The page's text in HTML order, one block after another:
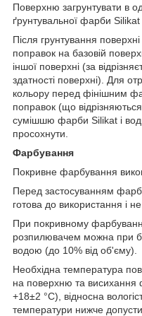
Поверхню загрунтувати в
ґрунтувальної фарби Silikat
Після грунтування
поправок на базовій
іншої поверхні (за
здатності поверхні). Для
кольору перед фінішним
поправок (що
сумішшю фарби Silikat і
просохнути.
Фарбування
Покривне фарбування
Перед застосуванням
готова до використання і
При покривному
розпилювачем можна при
водою (до 10% від об'єму).
Необхідна температура
на поверхню та
+18±2 °С), відносна
температури нижче